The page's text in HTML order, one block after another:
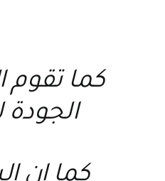
كما تقوم